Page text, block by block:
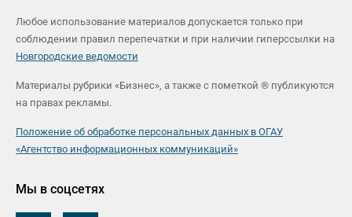
Любое использование материалов допускается только при
соблюдении правил перепечатки и при наличии гиперссылки на
Новгородские ведомости
Материалы рубрики «Бизнес», а также с пометкой ® публикуются
на правах рекламы.
Положение об обработке персональных данных в ОГАУ
«Агентство информационных коммуникаций»
Мы в соцсетях